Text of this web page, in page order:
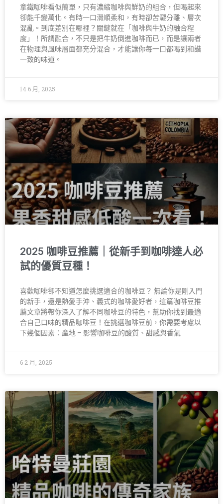
拿鐵咖啡看似簡單，只有濃縮咖啡與鮮奶的組合，但喝起來
卻能千變萬化。有時一口滑順柔和，有時卻苦澀分離、層次
混亂。到底差別在哪裡？關鍵就在「咖啡與牛奶的融合程
度」！所謂融合，不只是把牛奶倒進咖啡而已，而是讓兩者
在物理與風味層面都充分混合，才能讓你每一口都喝到和諧
一致的味道。
14 6 月, 2025
2025 咖啡豆推薦｜從新手到咖啡達人必
試的優質豆種！
喜歡咖啡卻不知道怎麼挑選適合的咖啡豆？ 無論你是剛入門
的新手，還是熱愛手沖、義式的咖啡愛好者，這篇咖啡豆推
薦文章將帶你深入了解不同咖啡豆的特色，幫助你找到最適
合自己口味的精品咖啡豆！在挑選咖啡豆前，你需要考慮以
下幾個因素：產地 – 影響咖啡豆的酸質、甜感與香氣
6 2 月, 2025